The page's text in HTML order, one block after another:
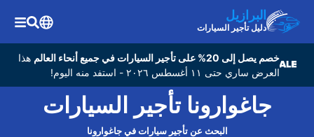
البرازيل
دليل تأجير السيارات
خصم يصل إلى 20% على تأجير السيارات في جميع أنحاء العالم
هذا
العرض ساري حتى ١١ أغسطس ٢٠٢٦ - استفد منه اليوم!
جاغوارونا تأجير السيارات
البحث عن تأجير سيارات في جاغوارونا